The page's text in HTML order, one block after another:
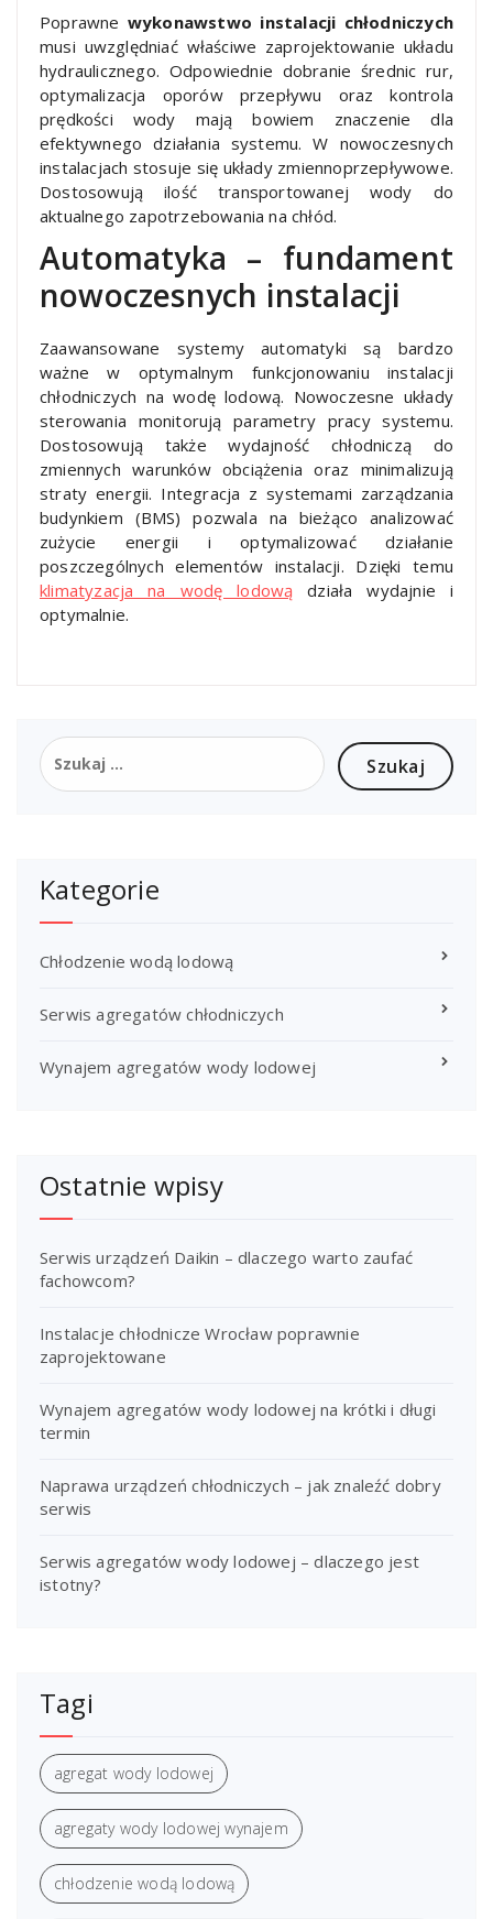
Poprawne wykonawstwo instalacji chłodniczych
musi uwzględniać właściwe zaprojektowanie układu
hydraulicznego. Odpowiednie dobranie średnic rur,
optymalizacja oporów przepływu oraz kontrola
prędkości wody mają bowiem znaczenie dla
efektywnego działania systemu. W nowoczesnych
instalacjach stosuje się układy zmiennoprzepływowe.
Dostosowują ilość transportowanej wody do
aktualnego zapotrzebowania na chłód.
Automatyka – fundament
nowoczesnych instalacji
Zaawansowane systemy automatyki są bardzo
ważne w optymalnym funkcjonowaniu instalacji
chłodniczych na wodę lodową. Nowoczesne układy
sterowania monitorują parametry pracy systemu.
Dostosowują także wydajność chłodniczą do
zmiennych warunków obciążenia oraz minimalizują
straty energii. Integracja z systemami zarządzania
budynkiem (BMS) pozwala na bieżąco analizować
zużycie energii i optymalizować działanie
poszczególnych elementów instalacji. Dzięki temu
klimatyzacja na wodę lodową działa wydajnie i
optymalnie.
Szukaj:
Kategorie
Chłodzenie wodą lodową
Serwis agregatów chłodniczych
Wynajem agregatów wody lodowej
Ostatnie wpisy
Serwis urządzeń Daikin – dlaczego warto zaufać
fachowcom?
Instalacje chłodnicze Wrocław poprawnie
zaprojektowane
Wynajem agregatów wody lodowej na krótki i długi
termin
Naprawa urządzeń chłodniczych – jak znaleźć dobry
serwis
Serwis agregatów wody lodowej – dlaczego jest
istotny?
Tagi
agregat wody lodowej
agregaty wody lodowej wynajem
chłodzenie wodą lodową